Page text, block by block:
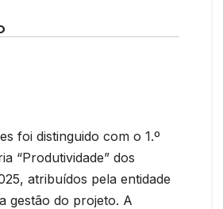
foi distinguido com o 1.º
“Produtividade” dos
atribuídos pela entidade
gestão do projeto. A